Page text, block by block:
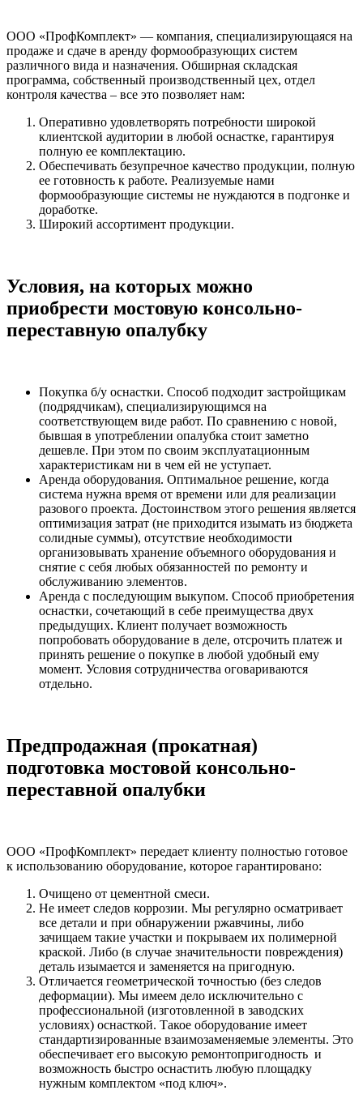
ООО «ПрофКомплект» — компания, специализирующаяся на
продаже и сдаче в аренду формообразующих систем
различного вида и назначения. Обширная складская
программа, собственный производственный цех, отдел
контроля качества – все это позволяет нам:
Оперативно удовлетворять потребности широкой
клиентской аудитории в любой оснастке, гарантируя
полную ее комплектацию.
Обеспечивать безупречное качество продукции, полную
ее готовность к работе. Реализуемые нами
формообразующие системы не нуждаются в подгонке и
доработке.
Широкий ассортимент продукции.
Условия, на которых можно
приобрести мостовую консольно-
переставную опалубку
Покупка б/у оснастки. Способ подходит застройщикам
(подрядчикам), специализирующимся на
соответствующем виде работ. По сравнению с новой,
бывшая в употреблении опалубка стоит заметно
дешевле. При этом по своим эксплуатационным
характеристикам ни в чем ей не уступает.
Аренда оборудования. Оптимальное решение, когда
система нужна время от времени или для реализации
разового проекта. Достоинством этого решения является
оптимизация затрат (не приходится изымать из бюджета
солидные суммы), отсутствие необходимости
организовывать хранение объемного оборудования и
снятие с себя любых обязанностей по ремонту и
обслуживанию элементов.
Аренда с последующим выкупом. Способ приобретения
оснастки, сочетающий в себе преимущества двух
предыдущих. Клиент получает возможность
попробовать оборудование в деле, отсрочить платеж и
принять решение о покупке в любой удобный ему
момент. Условия сотрудничества оговариваются
отдельно.
Предпродажная (прокатная)
подготовка мостовой консольно-
переставной опалубки
ООО «ПрофКомплект» передает клиенту полностью готовое
к использованию оборудование, которое гарантировано:
Очищено от цементной смеси.
Не имеет следов коррозии. Мы регулярно осматривает
все детали и при обнаружении ржавчины, либо
зачищаем такие участки и покрываем их полимерной
краской. Либо (в случае значительности повреждения)
деталь изымается и заменяется на пригодную.
Отличается геометрической точностью (без следов
деформации). Мы имеем дело исключительно с
профессиональной (изготовленной в заводских
условиях) оснасткой. Такое оборудование имеет
стандартизированные взаимозаменяемые элементы. Это
обеспечивает его высокую ремонтопригодность и
возможность быстро оснастить любую площадку
нужным комплектом «под ключ».